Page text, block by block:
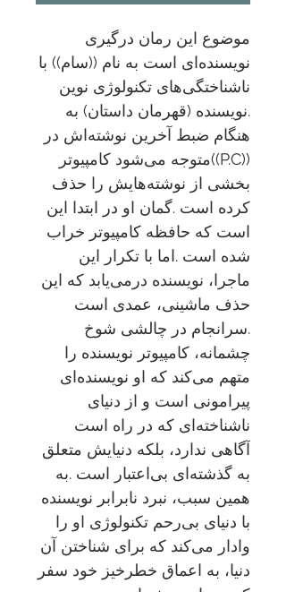
موضوع این رمان درگیری
نویسنده‌ای است به نام ((سام)) با
ناشناختگی‌های تکنولوژی نوین
.نویسنده (قهرمان داستان) به
هنگام ضبط آخرین نوشته‌اش در
((P.C))متوجه می‌شود کامپیوتر
بخشی از نوشته‌هایش را حذف
کرده است .گمان او در ابتدا این
است که حافظه کامپیوتر خراب
شده است .اما با تکرار این
ماجرا، نویسنده درمی‌یابد که این
حذف ماشینی، عمدی است
.سرانجام در چالشی شوخ
چشمانه، کامپیوتر نویسنده را
متهم می‌کند که او نویسنده‌ای
پیرامونی است و از دنیای
ناشناخته‌ای که در راه است
آگاهی ندارد، بلکه دنیایش متعلق
به گذشته‌ای بی‌اعتبار است .به
همین سبب، نبرد نابرابر نویسنده
با دنیای بی‌رحم تکنولوژی او را
وادار می‌کند که برای شناختن آن
دنیا، به اعماق خطرخیز خود سفر